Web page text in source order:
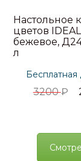
Настольное
цветов
бежевое,
л
Бесплатная
3200₽